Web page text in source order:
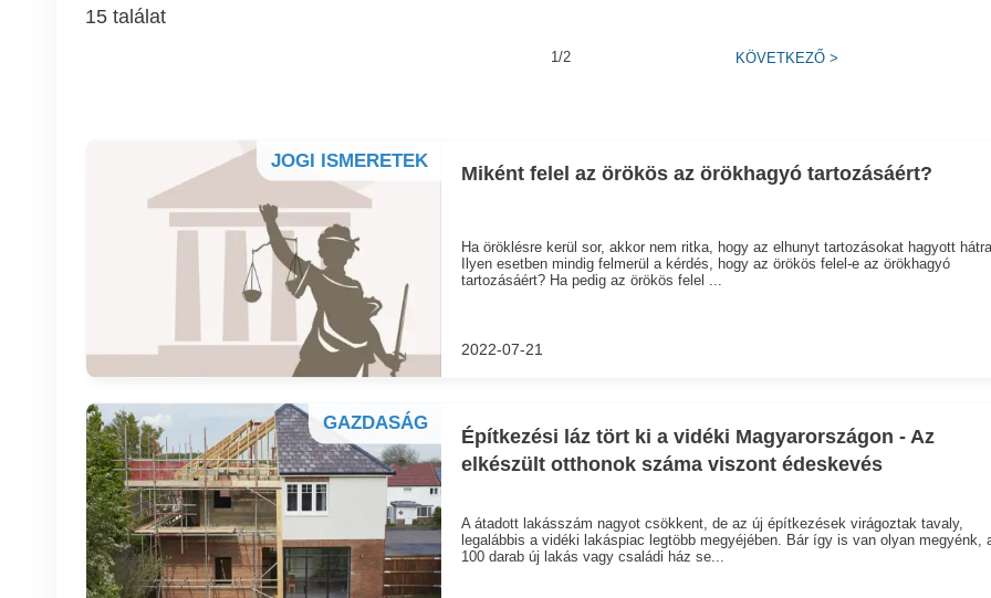
15 találat
1/2 KÖVETKEZŐ>
JOGI ISMERETEK
Miként felel az örökös az örökhagyó tartozásáért?
Ha öröklésre kerül sor, akkor nem ritka, hogy az elhunyt tartozásokat hagyott
Ilyen esetben mindig felmerül a kérdés, hogy az örökös felel-e az örökhagyó
tartozásáért? Ha pedig az örökös felel ...
2022-07-21
GAZDASÁG
Építkezési láz tört ki a vidéki Magyarországon - Az
elkészült otthonok száma viszont édeskevés
A átadott lakásszám nagyot csökkent, de az új építkezések virágoztak tavaly,
legalábbis a vidéki lakáspiac legtöbb megyéjében. Bár így is van olyan megyénk,
100 darab új lakás vagy családi ház se...